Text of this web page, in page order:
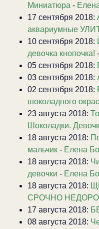
Миниатюра -
17 сентября 2018:
аквариумные
10 сентября 2018:
девочка кнопочка! -
05 сентября 2018:
03 сентября 2018:
02 сентября 2018:
шоколадного
23 августа 2018:
Шоколадки.
18 августа 2018:
мальчик - Елена
18 августа 2018:
девочки - Елена
18 августа 2018:
СРОЧНО
17 августа 2018:
08 августа 2018: